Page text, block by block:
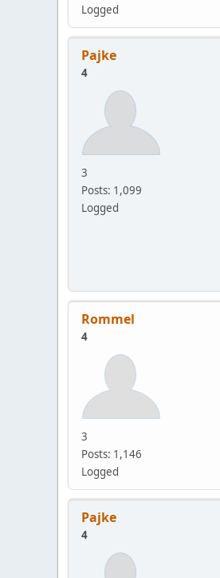
Logged
Pajke
4
3
Posts: 1,099
Logged
Rommel
4
3
Posts: 1,146
Logged
Pajke
4